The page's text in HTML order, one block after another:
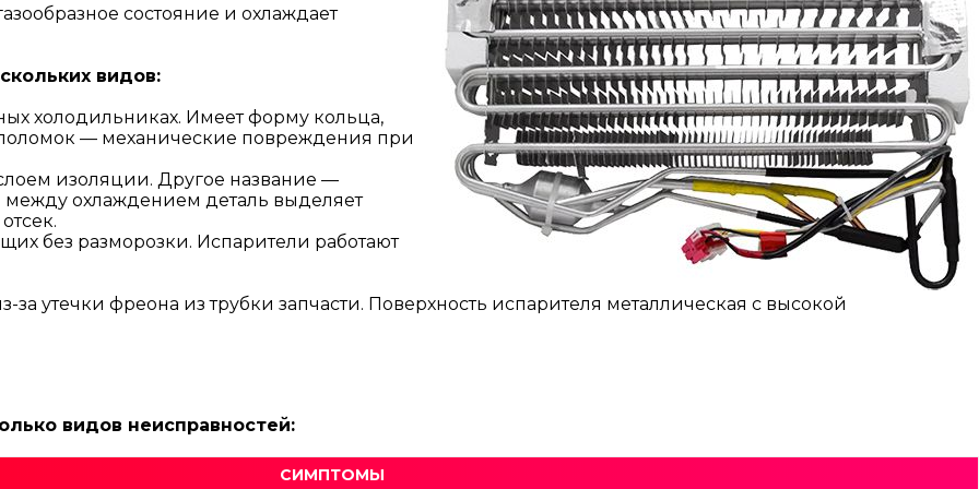
состояние и охлаждает
видов:
холодильниках. Имеет форму кольца,
— механические повреждения при
изоляции. Другое название —
охлаждением деталь выделяет
без разморозки. Испарители работают
утечки фреона из трубки запчасти. Поверхность испарителя металлическая с высокой
видов неисправностей:
СИМПТОМЫ